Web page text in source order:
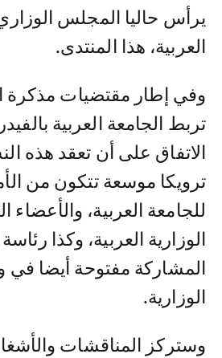
يرأس حاليا المجلس
العربية، هذا المنتدى.
وفي إطار مقتضيات مذكرة
تربط الجامعة العربية
الاتفاق على أن تعقد هذه
ترويكا موسعة تتكون من
للجامعة العربية، والأعضاء
الوزارية العربية، وكذا
المشاركة مفتوحة أيضا في
الوزارية.
وستركز المناقشات